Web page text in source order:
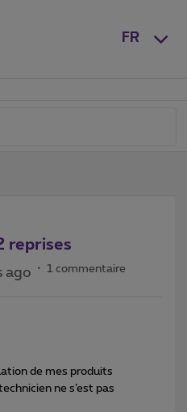
FR
reprises
ago 1 commentaire
de mes produits
technicien ne s’est pas